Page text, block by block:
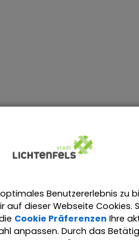
Benutzererlebnis zu
auf dieser Webseite Cookies.
Cookie Präferenzen Ihre
anpassen. Durch das